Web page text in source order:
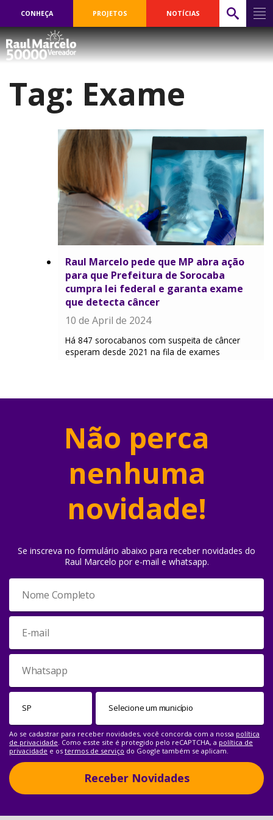
CONHEÇA PROJETOS NOTÍCIAS
Tag: Exame
Raul Marcelo pede que MP abra ação
para que Prefeitura de Sorocaba
cumpra lei federal e garanta exame
que detecta câncer
10 de April de 2024
Há 847 sorocabanos com suspeita de câncer
esperam desde 2021 na fila de exames
Não perca
nenhuma
novidade!
Se inscreva no formulário abaixo para receber novidades do
Raul Marcelo por e-mail e whatsapp.
Ao se cadastrar para receber novidades, você concorda com a nossa política
de privacidade. Como esste site é protegido pelo reCAPTCHA, a política de
privacidade e os termos de serviço do Google também se aplicam.
Receber Novidades